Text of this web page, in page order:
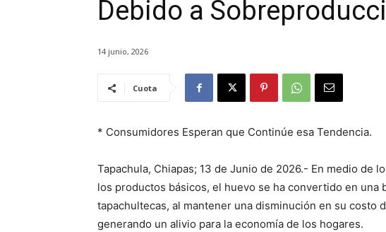
Debido a
14 junio, 2026
Cuota
* Consumidores Esperan que Continúe esa Tendencia.
Tapachula, Chiapas; 13 de Junio de 2026.- En medio de
los productos básicos, el huevo se ha convertido en una
tapachultecas, al mantener una disminución en su costo
generando un alivio para la economía de los hogares.